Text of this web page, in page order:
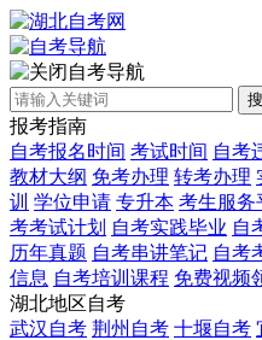
自考导航
报考指南
自考报名时间 考试时间 自考
教材大纲 免考办理 转考办理
训 学位申请 专升本 考生服务
考考试计划 自考实践毕业 自
历年真题 自考串讲笔记 自考
信息 自考培训课程 免费视频
湖北地区自考
武汉自考 荆州自考 十堰自考